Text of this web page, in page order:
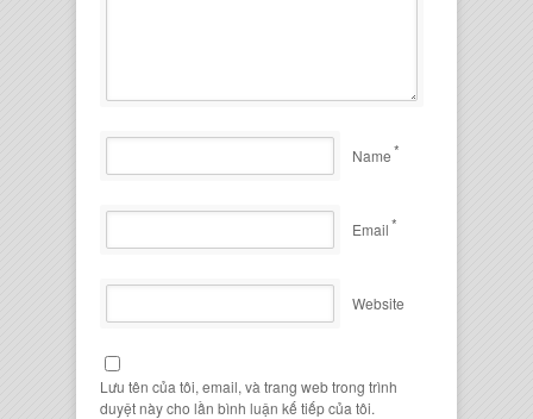
Name*
Email*
Website
Lưu tên của tôi, email, và trang web trong trình
duyệt này cho lần bình luận kế tiếp của tôi.